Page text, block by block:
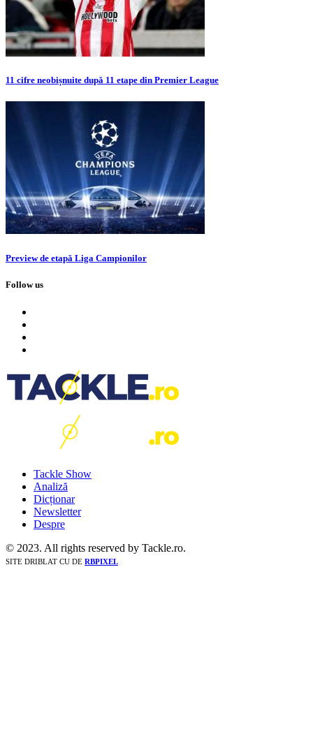
11 cifre neobișnuite după 11 etape din Premier League
Preview de etapă Liga Campionilor
Follow us
Tackle Show
Analiză
Dicționar
Newsletter
Despre
© 2023. All rights reserved by Tackle.ro.
SITE DRIBLAT CU DE RBPIXEL